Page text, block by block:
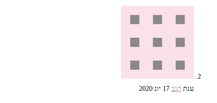
ענת הגב 17 יונ 2020